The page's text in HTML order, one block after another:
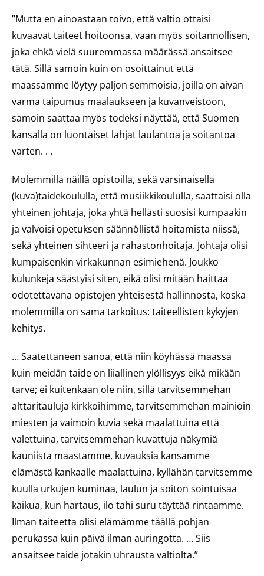
”Mutta en ainoastaan toivo, että valtio ottaisi
kuvaavat taiteet hoitoonsa, vaan myös soitannollisen,
joka ehkä vielä suuremmassa määrässä ansaitsee
tätä. Sillä samoin kuin on osoittainut että
maassamme löytyy paljon semmoisia, joilla on aivan
varma taipumus maalaukseen ja kuvanveistoon,
samoin saattaa myös todeksi näyttää, että Suomen
kansalla on luontaiset lahjat laulantoa ja soitantoa
varten. . .
Molemmilla näillä opistoilla, sekä varsinaisella
(kuva)taidekoululla, että musiikkikoululla, saattaisi olla
yhteinen johtaja, joka yhtä hellästi suosisi kumpaakin
ja valvoisi opetuksen säännöllistä hoitamista niissä,
sekä yhteinen sihteeri ja rahastonhoitaja. Johtaja olisi
kumpaisenkin virkakunnan esimiehenä. Joukko
kulunkeja säästyisi siten, eikä olisi mitään haittaa
odotettavana opistojen yhteisestä hallinnosta, koska
molemmilla on sama tarkoitus: taiteellisten kykyjen
kehitys.
… Saatettaneen sanoa, että niin köyhässä maassa
kuin meidän taide on liiallinen ylöllisyys eikä mikään
tarve; ei kuitenkaan ole niin, sillä tarvitsemmehan
alttaritauluja kirkkoihimme, tarvitsemmehan mainioin
miesten ja vaimoin kuvia sekä maalattuina että
valettuina, tarvitsemmehan kuvattuja näkymiä
kauniista maastamme, kuvauksia kansamme
elämästä kankaalle maalattuina, kyllähän tarvitsemme
kuulla urkujen kuminaa, laulun ja soiton sointuisaa
kaikua, kun hartaus, ilo tahi suru täyttää rintaamme.
Ilman taiteetta olisi elämämme täällä pohjan
perukassa kuin päivä ilman auringotta. … Siis
ansaitsee taide jotakin uhrausta valtiolta.”